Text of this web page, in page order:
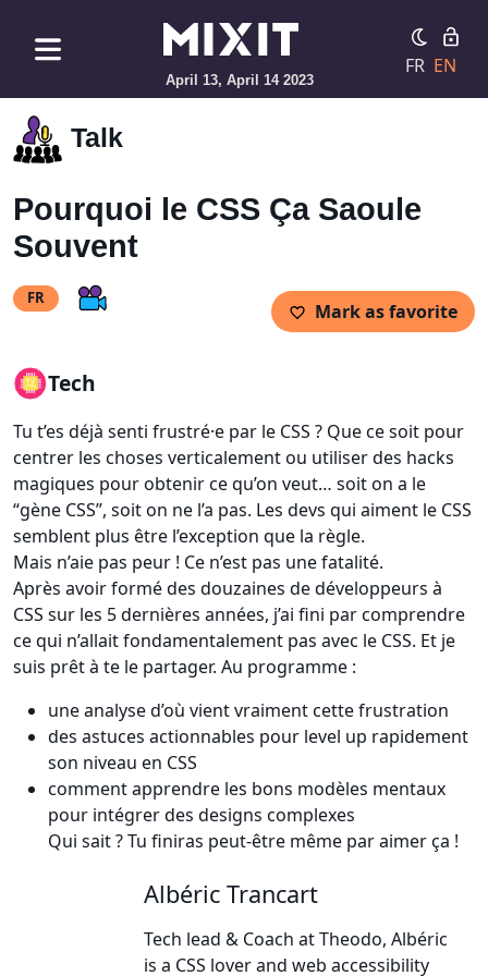
April 13, April 14 2023
FR EN
Talk
Pourquoi le CSS Ça Saoule
Souvent
FR
Mark as favorite
Tech
Tu t’es déjà senti frustré·e par le CSS ? Que ce soit pour
centrer les choses verticalement ou utiliser des hacks
magiques pour obtenir ce qu’on veut… soit on a le
“gène CSS”, soit on ne l’a pas. Les devs qui aiment le CSS
semblent plus être l’exception que la règle.
Mais n’aie pas peur ! Ce n’est pas une fatalité.
Après avoir formé des douzaines de développeurs à
CSS sur les 5 dernières années, j’ai fini par comprendre
ce qui n’allait fondamentalement pas avec le CSS. Et je
suis prêt à te le partager. Au programme :
une analyse d’où vient vraiment cette frustration
des astuces actionnables pour level up rapidement
son niveau en CSS
comment apprendre les bons modèles mentaux
pour intégrer des designs complexes
Qui sait ? Tu finiras peut-être même par aimer ça !
Albéric Trancart
Tech lead & Coach at Theodo, Albéric
is a CSS lover and web accessibility